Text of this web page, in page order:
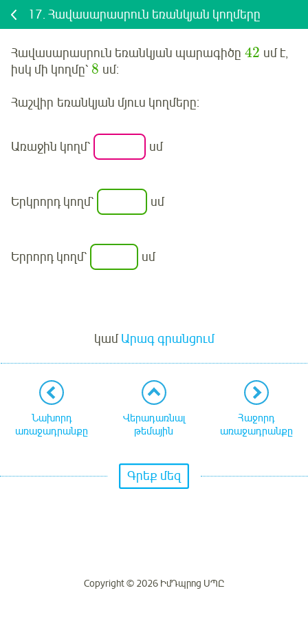
17. Հավասարասրուն եռանկյան կողմերը
Հավասարասրուն եռանկյան պարագիծը 42 սմ է,
իսկ մի կողմը՝ 8 սմ:
Հաշվիր եռանկյան մյուս կողմերը:
Առաջին կողմ՝ սմ
Երկրորդ կողմ՝ սմ
Երրորդ կողմ՝ սմ
կամԱրագ գրանցում
Նախորդ
առաջադրանքը
Վերադառնալ
թեմային
Հաջորդ
առաջադրանքը
Գրեք մեզ
Copyright © 2026 ԻմԴպրոց ՍՊԸ